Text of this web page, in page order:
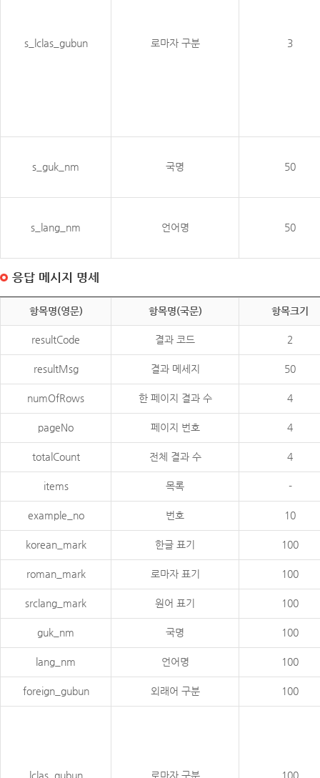
s_lclas_gubun 로마자 구분 3
s_guk_nm 국명 50
s_lang_nm 언어명 50
응답 메시지 명세
항목명(영문) 항목명(국문) 항목크기
resultCode 결과 코드 2
resultMsg 결과 메세지 50
numOfRows 한 페이지 결과 수 4
pageNo 페이지 번호 4
totalCount 전체 결과 수 4
items 목록 -
example_no 번호 10
korean_mark 한글 표기 100
roman_mark 로마자 표기 100
srclang_mark 원어 표기 100
guk_nm 국명 100
lang_nm 언어명 100
foreign_gubun 외래어 구분 100
lclas_gubun 로마자 구분 100